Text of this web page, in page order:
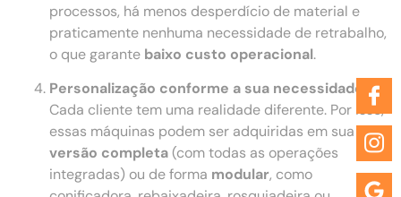
processos, há menos desperdício de material e
praticamente nenhuma necessidade de retrabalho,
o que garante baixo custo operacional.
Personalização conforme a sua necessidade
Cada cliente tem uma realidade diferente. Por isso,
essas máquinas podem ser adquiridas em sua
versão completa (com todas as operações
integradas) ou de forma modular, como